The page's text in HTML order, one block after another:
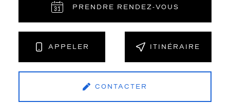
PRENDRE RENDEZ‑VOUS
APPELER ITINÉRAIRE
CONTACTER